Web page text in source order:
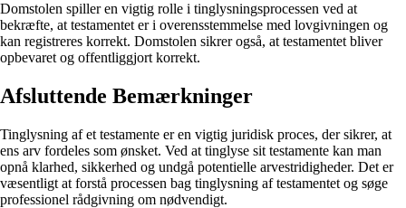
Domstolen spiller en vigtig rolle i tinglysningsprocessen ved at
bekræfte, at testamentet er i overensstemmelse med lovgivningen og
kan registreres korrekt. Domstolen sikrer også, at testamentet bliver
opbevaret og offentliggjort korrekt.
Afsluttende Bemærkninger
Tinglysning af et testamente er en vigtig juridisk proces, der sikrer, at
ens arv fordeles som ønsket. Ved at tinglyse sit testamente kan man
opnå klarhed, sikkerhed og undgå potentielle arvestridigheder. Det er
væsentligt at forstå processen bag tinglysning af testamentet og søge
professionel rådgivning om nødvendigt.